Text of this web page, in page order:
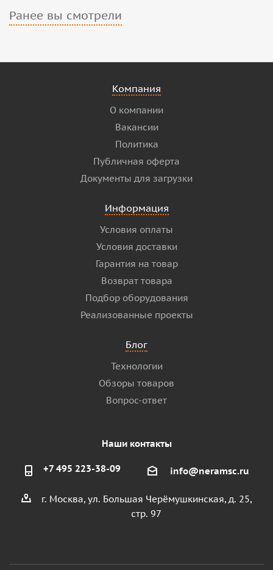
Ранее вы смотрели
Компания
О компании
Вакансии
Политика
Публичная оферта
Документы для загрузки
Информация
Условия оплаты
Условия доставки
Гарантия на товар
Возврат товара
Подбор оборудования
Реализованные проекты
Блог
Технологии
Обзоры товаров
Вопрос-ответ
Наши контакты
+7 495 223-38-09 info@neramsc.ru
г. Москва, ул. Большая Черёмушкинская, д. 25,
стр. 97